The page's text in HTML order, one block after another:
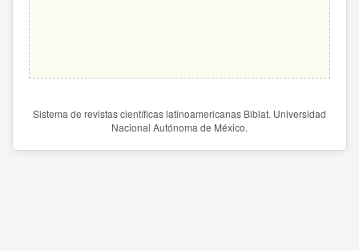
Sistema de revistas científicas latinoamericanas Biblat. Universidad
Nacional Autónoma de México.